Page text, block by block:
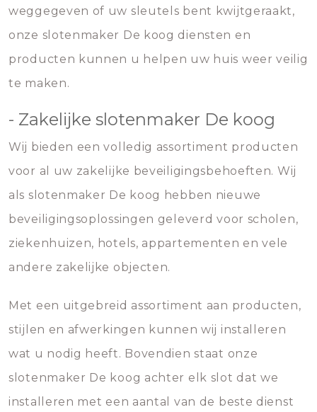
weggegeven of uw sleutels bent kwijtgeraakt,
onze slotenmaker De koog diensten en
producten kunnen u helpen uw huis weer veilig
te maken.
- Zakelijke slotenmaker De koog
Wij bieden een volledig assortiment producten
voor al uw zakelijke beveiligingsbehoeften. Wij
als slotenmaker De koog hebben nieuwe
beveiligingsoplossingen geleverd voor scholen,
ziekenhuizen, hotels, appartementen en vele
andere zakelijke objecten.
Met een uitgebreid assortiment aan producten,
stijlen en afwerkingen kunnen wij installeren
wat u nodig heeft. Bovendien staat onze
slotenmaker De koog achter elk slot dat we
installeren met een aantal van de beste dienst